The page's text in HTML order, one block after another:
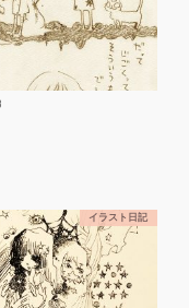
イラスト日記